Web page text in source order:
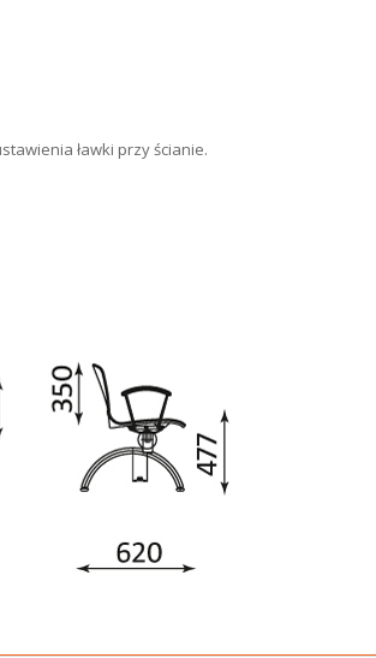
ławki przy ścianie.